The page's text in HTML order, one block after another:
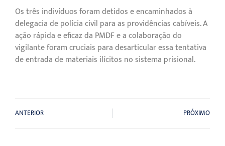
Os três indivíduos foram detidos e encaminhados à
delegacia de polícia civil para as providências cabíveis. A
ação rápida e eficaz da PMDF e a colaboração do
vigilante foram cruciais para desarticular essa tentativa
de entrada de materiais ilícitos no sistema prisional.
ANTERIOR PRÓXIMO